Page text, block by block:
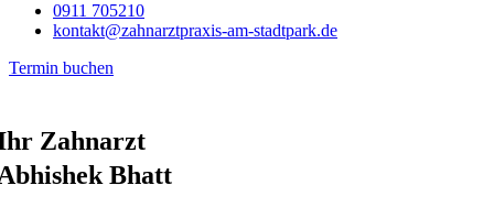
0911 705210
kontakt@zahnarztpraxis-am-stadtpark.de
Termin buchen
Zahnarzt
Bhatt